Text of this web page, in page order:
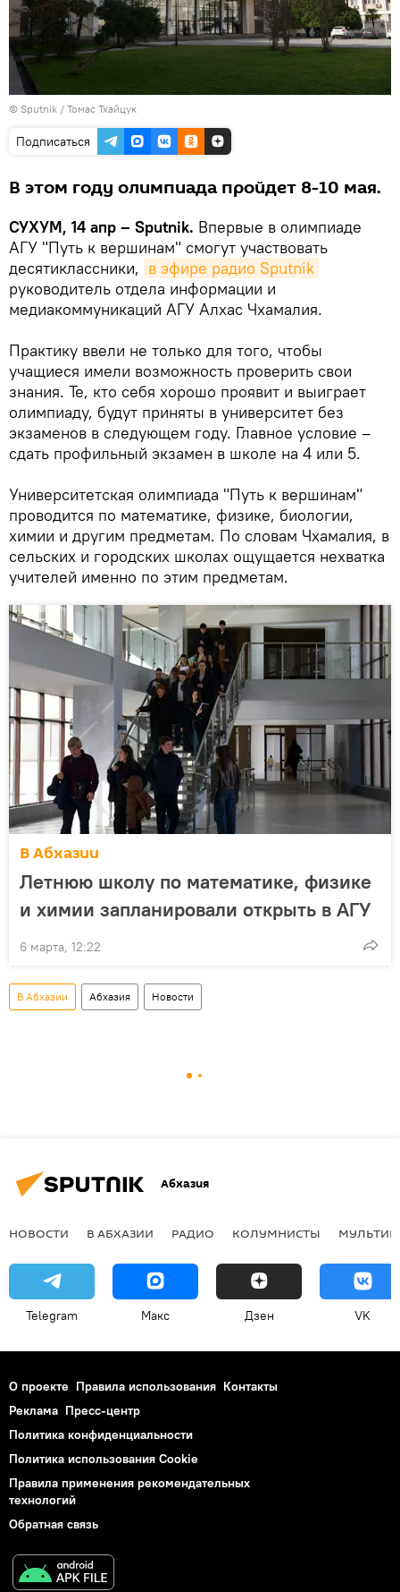
© Sputnik / Томас Тхайцук
Подписаться
В этом году олимпиада пройдет 8-10 мая.
СУХУМ, 14 апр – Sputnik. Впервые в олимпиаде
АГУ "Путь к вершинам" смогут участвовать
десятиклассники, в эфире радио Sputnik
руководитель отдела информации и
медиакоммуникаций АГУ Алхас Чхамалия.
Практику ввели не только для того, чтобы
учащиеся имели возможность проверить свои
знания. Те, кто себя хорошо проявит и выиграет
олимпиаду, будут приняты в университет без
экзаменов в следующем году. Главное условие –
сдать профильный экзамен в школе на 4 или 5.
Университетская олимпиада "Путь к вершинам"
проводится по математике, физике, биологии,
химии и другим предметам. По словам Чхамалия, в
сельских и городских школах ощущается нехватка
учителей именно по этим предметам.
В Абхазии
Летнюю школу по математике, физике
и химии запланировали открыть в АГУ
6 марта, 12:22
В Абхазии Абхазия Новости
Абхазия
НОВОСТИ В АБХАЗИИ РАДИО КОЛУМНИСТЫ
Telegram Макс Дзен VK
О проекте Правила использования Контакты
Реклама Пресс-центр
Политика конфиденциальности
Политика использования Cookie
Правила применения рекомендательных
технологий
Обратная связь